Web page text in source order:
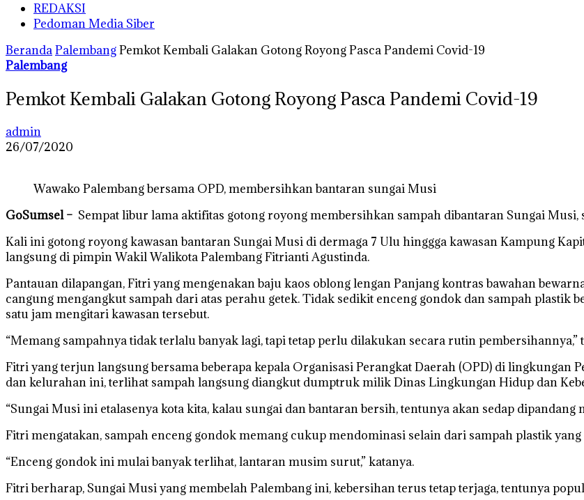
REDAKSI
Pedoman Media Siber
BerandaPalembangPemkot Kembali Galakan Gotong Royong Pasca Pandemi Covid-19
Palembang
Pemkot Kembali Galakan Gotong Royong Pasca Pandemi Covid-19
admin
26/07/2020
Wawako Palembang bersama OPD, membersihkan bantaran sungai Musi
GoSumsel – Sempat libur lama aktifitas gotong royong membersihkan sampah dibantaran Sungai
Kali ini gotong royong kawasan bantaran Sungai Musi di dermaga 7 Ulu hinggga kawasan Kampung
langsung di pimpin Wakil Walikota Palembang Fitrianti Agustinda.
Pantauan dilapangan, Fitri yang mengenakan baju kaos oblong lengan Panjang kontras bawahan
cangung mengangkut sampah dari atas perahu getek. Tidak sedikit enceng gondok dan sampah
satu jam mengitari kawasan tersebut.
“Memang sampahnya tidak terlalu banyak lagi, tapi tetap perlu dilakukan secara rutin pembersihannya,”
Fitri yang terjun langsung bersama beberapa kepala Organisasi Perangkat Daerah (OPD) di lingkungan
dan kelurahan ini, terlihat sampah langsung diangkut dumptruk milik Dinas Lingkungan Hidup dan
“Sungai Musi ini etalasenya kota kita, kalau sungai dan bantaran bersih, tentunya akan sedap dipandang
Fitri mengatakan, sampah enceng gondok memang cukup mendominasi selain dari sampah plastik
“Enceng gondok ini mulai banyak terlihat, lantaran musim surut,” katanya.
Fitri berharap, Sungai Musi yang membelah Palembang ini, kebersihan terus tetap terjaga, tentunya